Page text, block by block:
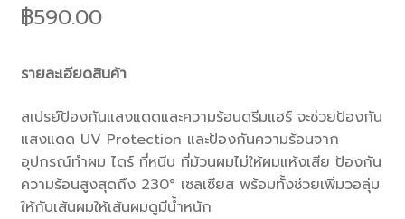
฿590.00
รายละเอียดสินค้า
สเปรย์ป้องกันแสงแดดและความร้อนดรีมแฮร์ จะช่วยป้องกัน
แสงแดด UV Protection และป้องกันความร้อนจาก
อุปกรณ์ทำผม ไดร์ ที่หนีบ ที่ม้วนผมไม่ให้ผมแห้งเสีย ป้องกัน
ความร้อนสูงสุดถึง 230° เซลเซียส พร้อมทั้งช่วยเพิ่มวอลุ่ม
ให้กับเส้นผมให้เส้นผมดูมีน้ำหนัก